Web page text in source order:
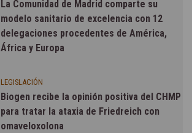
La Comunidad de Madrid comparte su
modelo sanitario de excelencia con 12
delegaciones procedentes de América,
África y Europa
LEGISLACIÓN
Biogen recibe la opinión positiva del CHMP
para tratar la ataxia de Friedreich con
omaveloxolona